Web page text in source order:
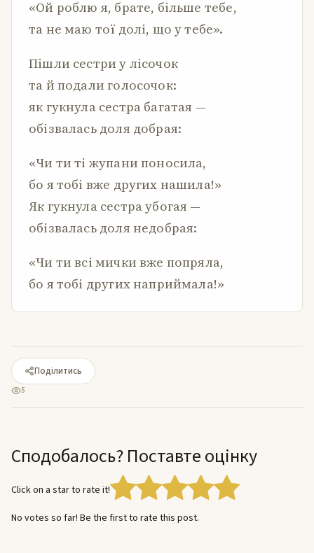
«Ой роблю я, брате, більше тебе,
та не маю тої долі, що у тебе».
Пішли сестри у лісочок
та й подали голосочок:
як гукнула сестра багатая —
обізвалась доля добрая:
«Чи ти ті жупани поносила,
бо я тобі вже других нашила!»
Як гукнула сестра убогая —
обізвалась доля недобрая:
«Чи ти всі мички вже попряла,
бо я тобі других наприймала!»
Поділитись
5
Сподобалось? Поставте оцінку
Click on a star to rate it!
No votes so far! Be the first to rate this post.